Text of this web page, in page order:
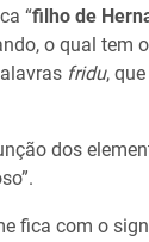
“filho de
o qual tem
fridu,
dos
fica com o